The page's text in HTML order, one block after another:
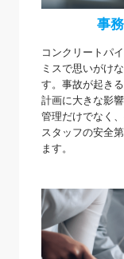
事
コンクリートパ
ミスで思いがけ
す。事故が起き
計画に大きな影
管理だけでなく
スタッフの安全
ます。